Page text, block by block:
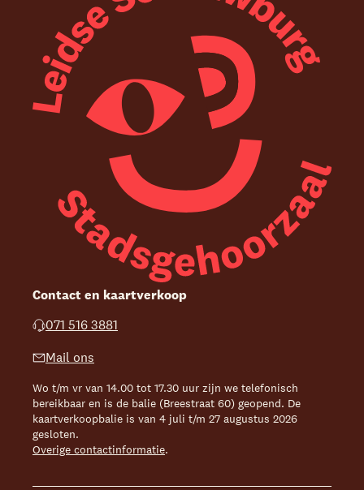
Contact en kaartverkoop
071 516 3881
Mail ons
Wo t/m vr van 14.00 tot 17.30 uur zijn we telefonisch
bereikbaar en is de balie (Breestraat 60) geopend. De
kaartverkoopbalie is van 4 juli t/m 27 augustus 2026
gesloten.
Overige contactinformatie.